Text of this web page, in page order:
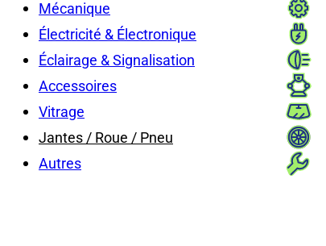
Mécanique
Électricité & Électronique
Éclairage & Signalisation
Accessoires
Vitrage
Jantes / Roue / Pneu
Autres